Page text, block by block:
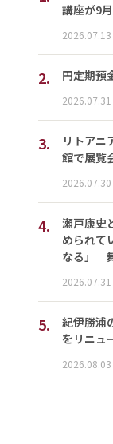
講座が9
2. 円定期預
3.
リトア
館で展覧
2026.07.30
4.
瀬戸康史
められて
なる」
5.
紀伊勝浦
をリニュ
2026.08.03